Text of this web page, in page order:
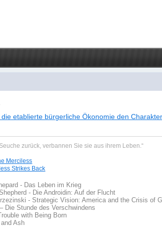
etablierte bürgerliche Ökonomie den
zurück, verbannen Sie sie aus ihrem Leben.“
Merciless
Strikes Back
- Das Leben im Krieg
- Die Androidin: Auf der Flucht
- Strategic Vision: America and the Crisis of
Die Stunde des Verschwindens
with Being Born
Ash